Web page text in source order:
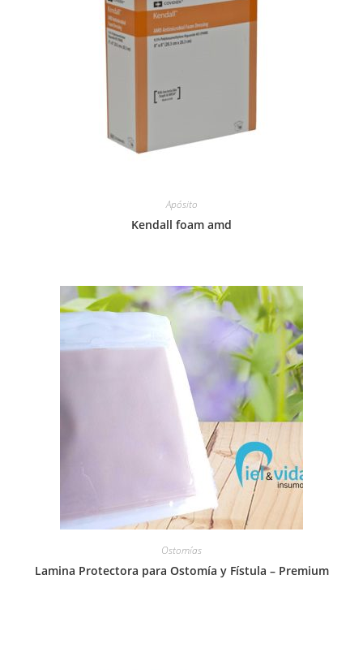
Apósito
Kendall foam amd
Ostomías
Lamina Protectora para Ostomía y Fístula – Premium